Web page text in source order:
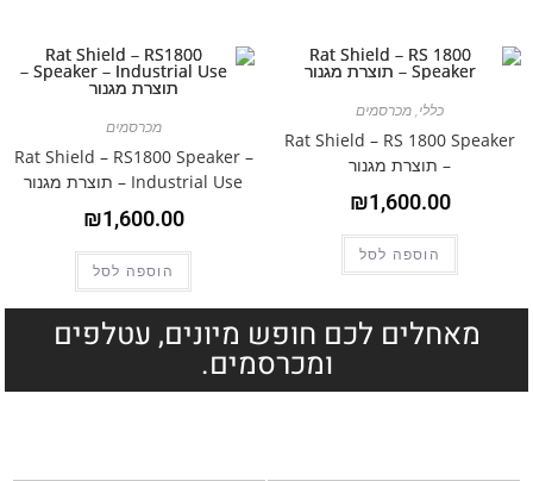
כללי,מכרסמים
Rat Shield – RS 1800 Speaker
– תוצרת מגנור
₪1,600.00
הוספה לסל
מכרסמים
Rat Shield – RS1800 Speaker –
Industrial Use – תוצרת מגנור
₪1,600.00
הוספה לסל
מאחלים לכם חופש מיונים, עטלפים
ומכרסמים.